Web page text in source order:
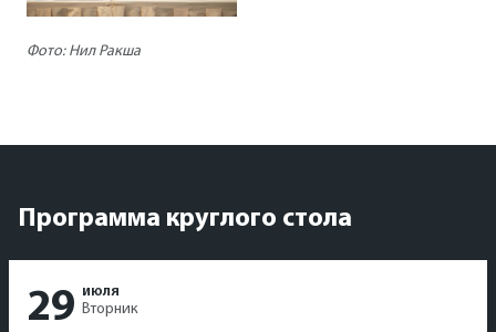
Фото: Нил Ракша
Программа круглого стола
29 июля
Вторник